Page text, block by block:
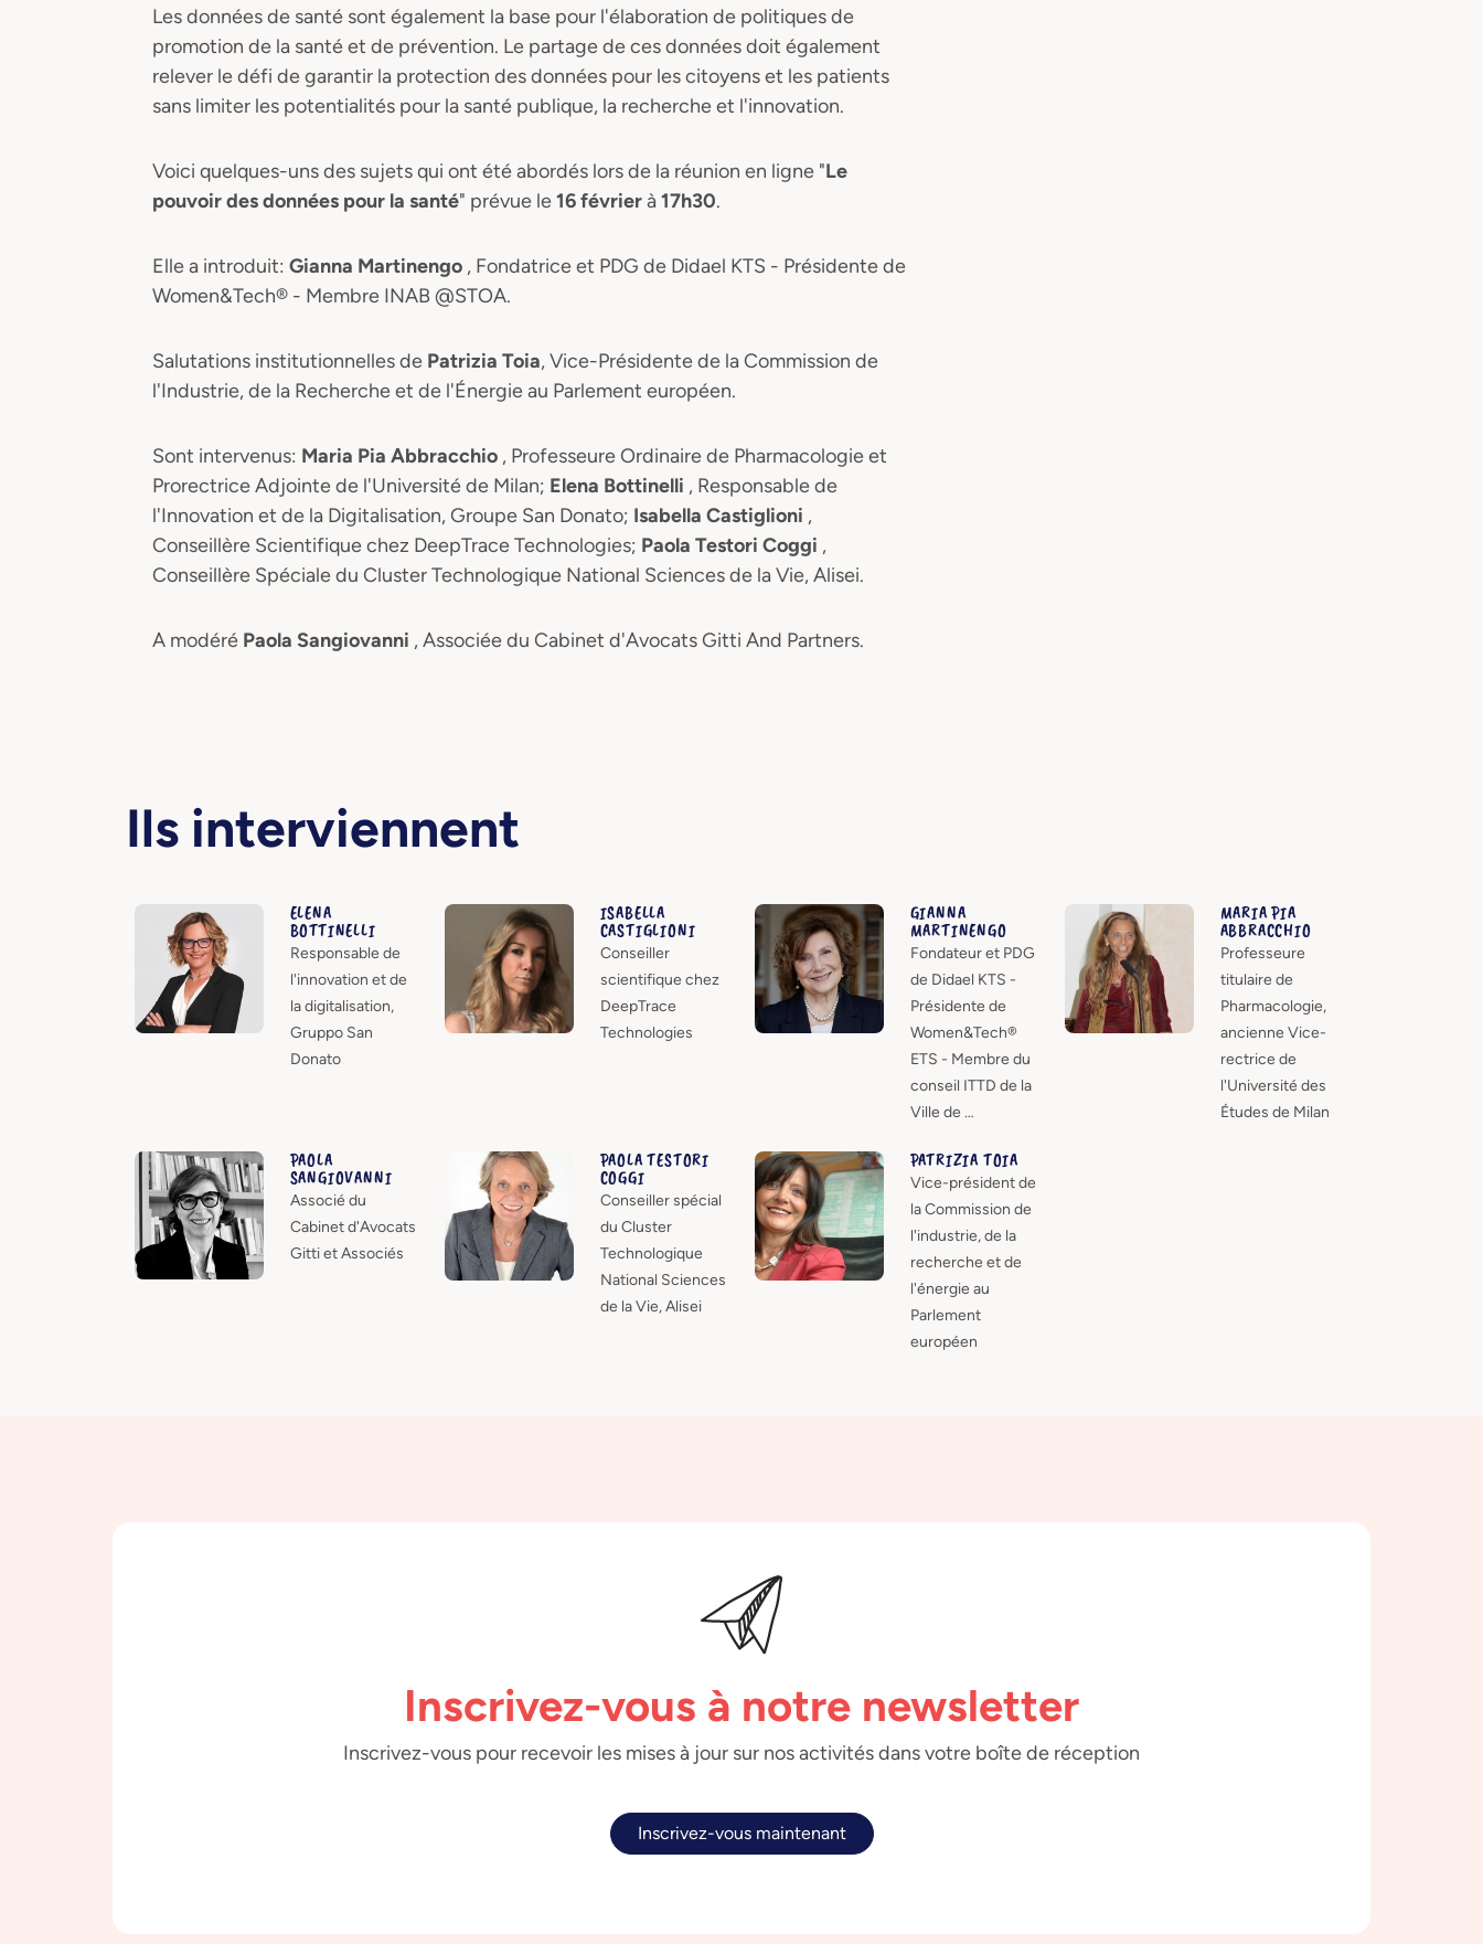
Les données de santé sont également la base pour l'élaboration de politiques de
promotion de la santé et de prévention. Le partage de ces données doit également
relever le défi de garantir la protection des données pour les citoyens et les patients
sans limiter les potentialités pour la santé publique, la recherche et l'innovation.
Voici quelques-uns des sujets qui ont été abordés lors de la réunion en ligne "Le
pouvoir des données pour la santé" prévue le16 févrierà17h30.
Elle a introduit: Gianna Martinengo , Fondatrice et PDG de Didael KTS - Présidente de
Women&Tech® - Membre INAB @STOA.
Salutations institutionnelles de Patrizia Toia, Vice-Présidente de la Commission de
l'Industrie, de la Recherche et de l'Énergie au Parlement européen.
Sont intervenus: Maria Pia Abbracchio , Professeure Ordinaire de Pharmacologie et
Prorectrice Adjointe de l'Université de Milan; Elena Bottinelli , Responsable de
l'Innovation et de la Digitalisation, Groupe San Donato; Isabella Castiglioni ,
Conseillère Scientifique chez DeepTrace Technologies; Paola Testori Coggi ,
Conseillère Spéciale du Cluster Technologique National Sciences de la Vie, Alisei.
A modéré Paola Sangiovanni , Associée du Cabinet d'Avocats Gitti And Partners.
Ils interviennent
ELENA
BOTTINELLI
Responsable de
l'innovation et de
la digitalisation,
Gruppo San
Donato
ISABELLA
CASTIGLIONI
Conseiller
scientifique chez
DeepTrace
Technologies
GIANNA
MARTINENGO
Fondateur et PDG
de Didael KTS -
Présidente de
Women&Tech®
ETS - Membre du
conseil ITTD de la
Ville de …
MARIA PIA
ABBRACCHIO
Professeure
titulaire de
Pharmacologie,
ancienne Vice-
rectrice de
l'Université des
Études de Milan
PAOLA
SANGIOVANNI
Associé du
Cabinet d'Avocats
Gitti et Associés
PAOLA TESTORI
COGGI
Conseiller spécial
du Cluster
Technologique
National Sciences
de la Vie, Alisei
PATRIZIA TOIA
Vice-président de
la Commission de
l'industrie, de la
recherche et de
l'énergie au
Parlement
européen
Inscrivez-vous à notre newsletter
Inscrivez-vous pour recevoir les mises à jour sur nos activités dans votre boîte de réception
Inscrivez-vous maintenant